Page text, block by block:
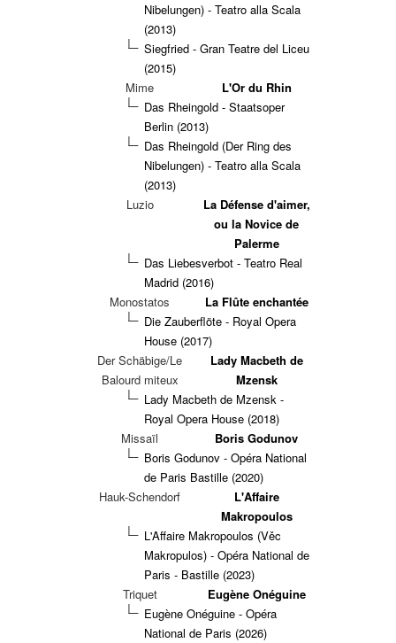
Nibelungen) - Teatro alla Scala
(2013)
Siegfried - Gran Teatre del Liceu
(2015)
Mime
L'Or du Rhin
Das Rheingold - Staatsoper
Berlin (2013)
Das Rheingold (Der Ring des
Nibelungen) - Teatro alla Scala
(2013)
Luzio
La Défense d'aimer,
ou la Novice de
Palerme
Das Liebesverbot - Teatro Real
Madrid (2016)
Monostatos
La Flûte enchantée
Die Zauberflöte - Royal Opera
House (2017)
Der Schäbige/Le
Balourd miteux
Lady Macbeth de
Mzensk
Lady Macbeth de Mzensk -
Royal Opera House (2018)
Missaïl
Boris Godunov
Boris Godunov - Opéra National
de Paris Bastille (2020)
Hauk-Schendorf
L'Affaire
Makropoulos
L'Affaire Makropoulos (Věc
Makropulos) - Opéra National de
Paris - Bastille (2023)
Triquet
Eugène Onéguine
Eugène Onéguine - Opéra
National de Paris (2026)